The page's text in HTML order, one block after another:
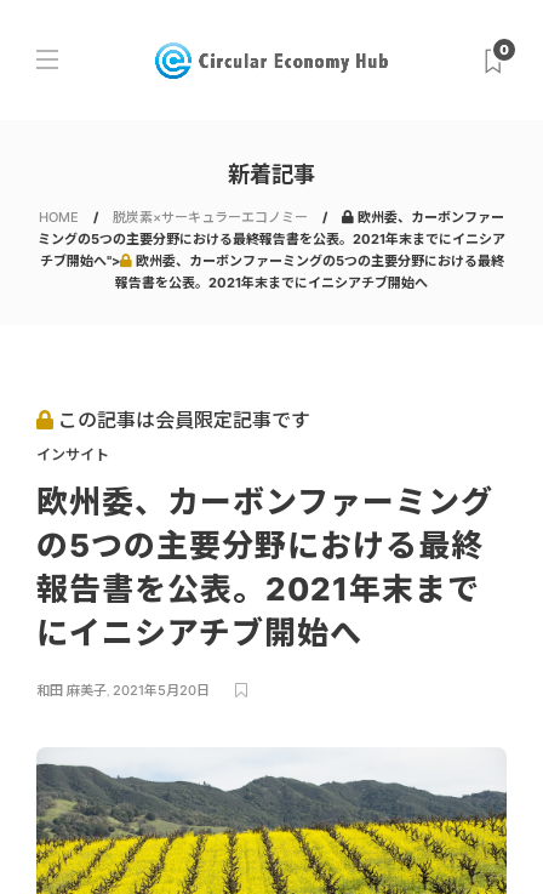
0
新着記事
HOME 脱炭素×サーキュラーエコノミー
欧州委、カーボンファー
ミングの5つの主要分野における最終報告書を公表。2021年末までにイニシア
チブ開始へ">
欧州委、カーボンファーミングの5つの主要分野における最終
報告書を公表。2021年末までにイニシアチブ開始へ
この記事は会員限定記事です
インサイト
欧州委、カーボンファーミング
の5つの主要分野における最終
報告書を公表。2021年末まで
にイニシアチブ開始へ
和田 麻美子, 2021年5月20日